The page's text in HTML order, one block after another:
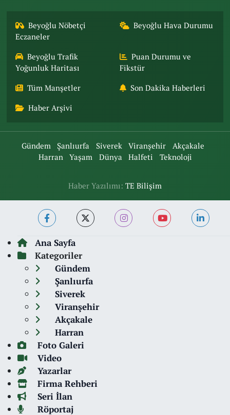
Beyoğlu Nöbetçi
Eczaneler
Beyoğlu Hava Durumu
Beyoğlu Trafik
Yoğunluk Haritası
Puan Durumu ve
Fikstür
Tüm Manşetler Son Dakika Haberleri
Haber Arşivi
Gündem Şanlıurfa Siverek Viranşehir
Akçakale
Harran
Yaşam Dünya Halfeti Teknoloji
Haber Yazılımı: TE Bilişim
Ana Sayfa
Kategoriler
Gündem
Şanlıurfa
Siverek
Viranşehir
Akçakale
Harran
Foto Galeri
Video
Yazarlar
Firma Rehberi
Seri İlan
Röportaj